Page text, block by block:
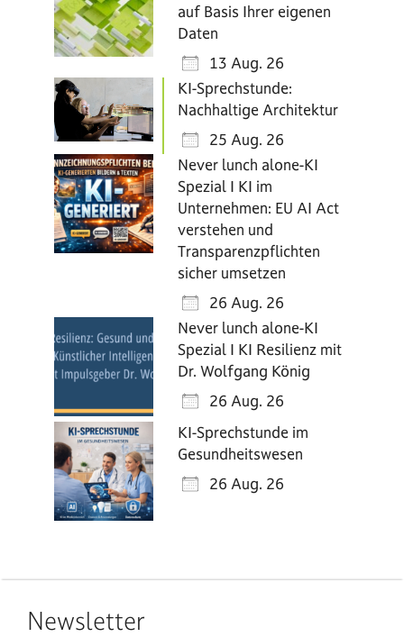
auf Basis Ihrer eigenen
Daten
13 Aug. 26
KI-Sprechstunde:
Nachhaltige Architektur
25 Aug. 26
Never lunch alone-KI
Spezial I KI im
Unternehmen: EU AI Act
verstehen und
Transparenzpflichten
sicher umsetzen
26 Aug. 26
Never lunch alone-KI
Spezial I KI Resilienz mit
Dr. Wolfgang König
26 Aug. 26
KI-Sprechstunde im
Gesundheitswesen
26 Aug. 26
Newsletter